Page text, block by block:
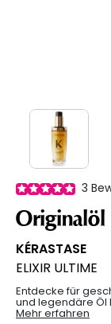
3
Originalöl
KÉRASTASE
ELIXIR ULTIME
Entdecke für
und legendäre Öl
Mehr erfahren